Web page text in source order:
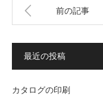
前の記事
最近の投稿
カタログの印刷